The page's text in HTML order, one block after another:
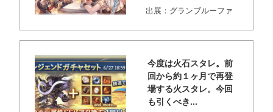
出展：グランブルーファ
今度は火石スタレ。前
回から約１ヶ月で再登
場する火スタレ。今回
も引くべき...